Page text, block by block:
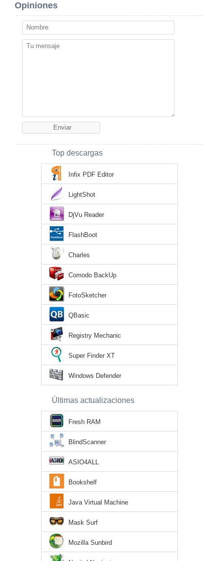
Opiniones
Top descargas
Infix PDF Editor
LightShot
DjVu Reader
FlashBoot
Charles
Comodo BackUp
FotoSketcher
QBasic
Registry Mechanic
Super Finder XT
Windows Defender
Últimas actualizaciones
Fresh RAM
BlindScanner
ASIO4ALL
Bookshelf
Java Virtual Machine
Mask Surf
Mozilla Sunbird